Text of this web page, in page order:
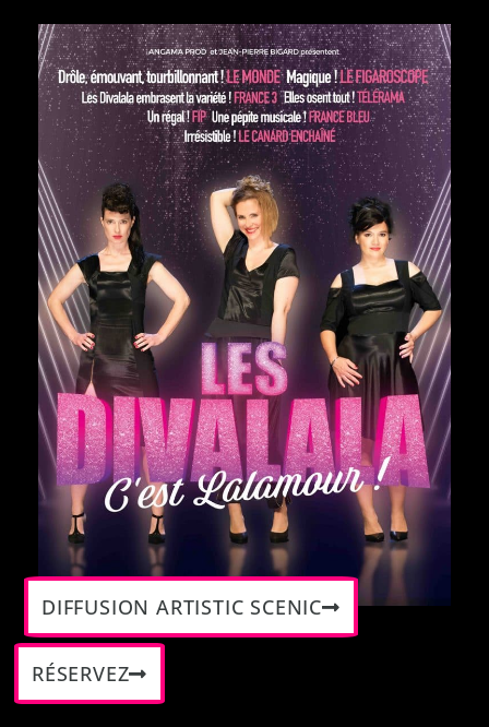
DIFFUSION ARTISTIC SCENIC
RÉSERVEZ